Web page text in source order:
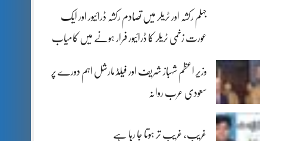
جہلم رکشہ اور ٹریلر میں تصادم رکشہ ڈرائیور اور ایک
عورت زخمی ٹریلر کا ڈرائیور فرار ہونے میں کامیاب
وزیر اعظم شہباز شریف اور فیلڈ مارشل اہم دورے پر
سعودی عرب روانہ
غریب، غریب تر ہوتا جا رہا ہے